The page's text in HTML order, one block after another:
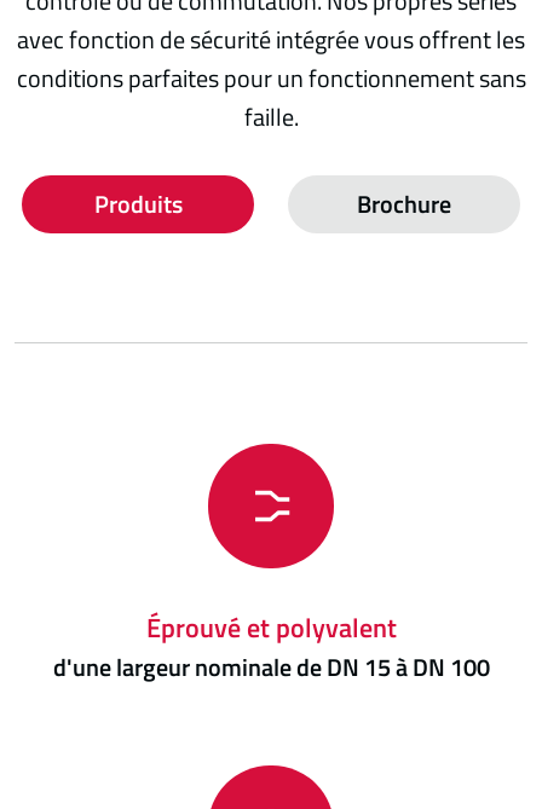
avec fonction de sécurité intégrée vous offrent les
conditions parfaites pour un fonctionnement sans
faille.
Produits Brochure
Éprouvé et polyvalent
d'une largeur nominale de DN 15 à DN 100